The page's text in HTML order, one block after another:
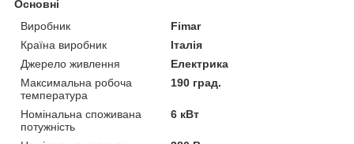
Основні
Виробник
Fimar
Країна виробник
Італія
Джерело живлення
Електрика
Максимальна робоча
температура
190 град.
Номінальна споживана
потужність
6 кВт